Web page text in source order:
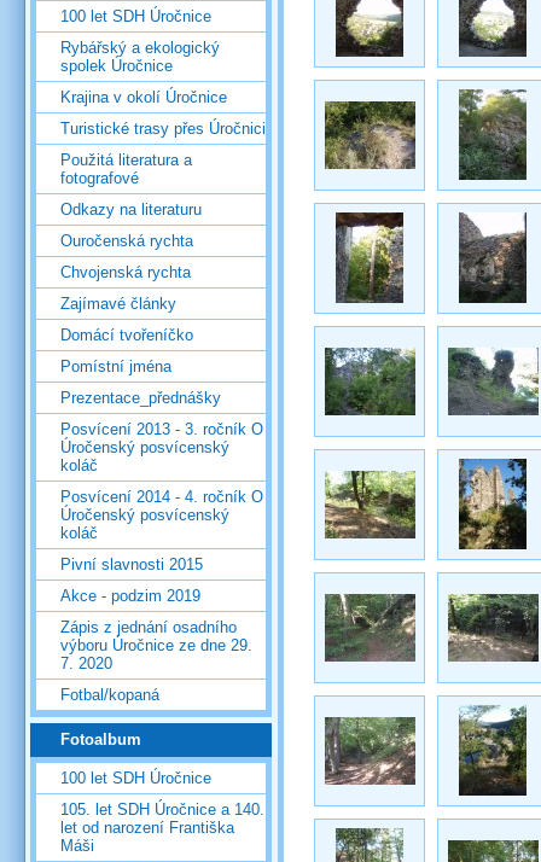
100 let SDH Úročnice
Rybářský a ekologický
spolek Úročnice
Krajina v okolí Úročnice
Turistické trasy přes Úročnici
Použitá literatura a
fotografové
Odkazy na literaturu
Ouročenská rychta
Chvojenská rychta
Zajímavé články
Domácí tvořeníčko
Pomístní jména
Prezentace_přednášky
Posvícení 2013 - 3. ročník O
Úročenský posvícenský
koláč
Posvícení 2014 - 4. ročník O
Úročenský posvícenský
koláč
Pivní slavnosti 2015
Akce - podzim 2019
Zápis z jednání osadního
výboru Úročnice ze dne 29.
7. 2020
Fotbal/kopaná
Fotoalbum
100 let SDH Úročnice
105. let SDH Úročnice a 140.
let od narození Františka
Máši